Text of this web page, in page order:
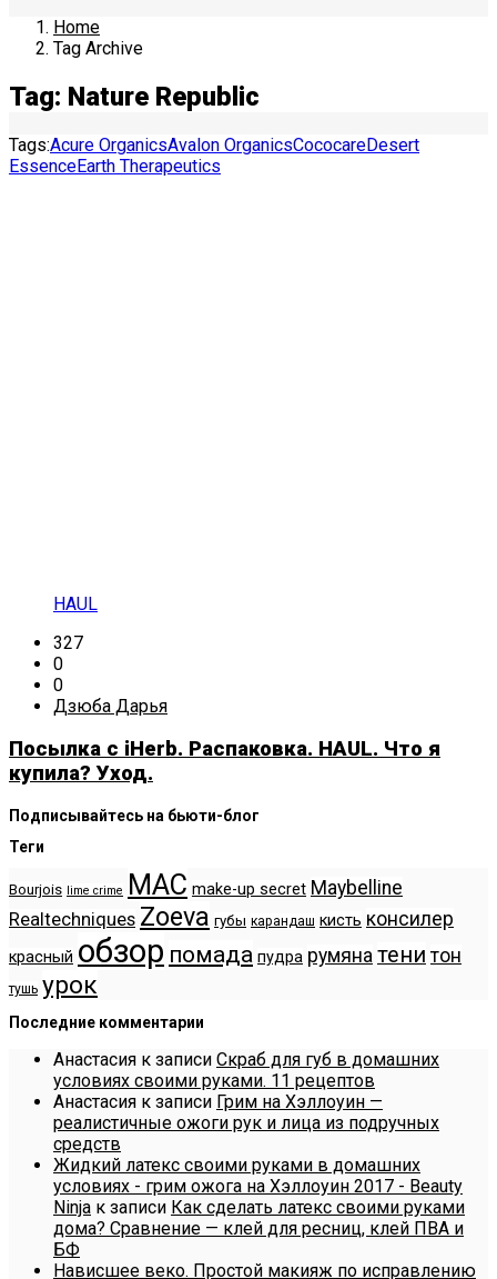
Home
Tag Archive
Tag: Nature Republic
Tags:Acure OrganicsAvalon OrganicsCococareDesert
EssenceEarth Therapeutics
HAUL
327
0
0
Дзюба Дарья
Посылка с iHerb. Распаковка. HAUL. Что я
купила? Уход.
Подписывайтесь на бьюти-блог
Теги
Bourjois lime crime MAC make-up secret Maybelline
Realtechniques Zoeva губы карандаш кисть консилер
красный обзор помада пудра румяна тени тон
тушь урок
Последние комментарии
Анастасия к записи Скраб для губ в домашних
условиях своими руками. 11 рецептов
Анастасия к записи Грим на Хэллоуин —
реалистичные ожоги рук и лица из подручных
средств
Жидкий латекс своими руками в домашних
условиях - грим ожога на Хэллоуин 2017 - Beauty
Ninja к записи Как сделать латекс своими руками
дома? Сравнение — клей для ресниц, клей ПВА и
БФ
Нависшее веко. Простой макияж по исправлению